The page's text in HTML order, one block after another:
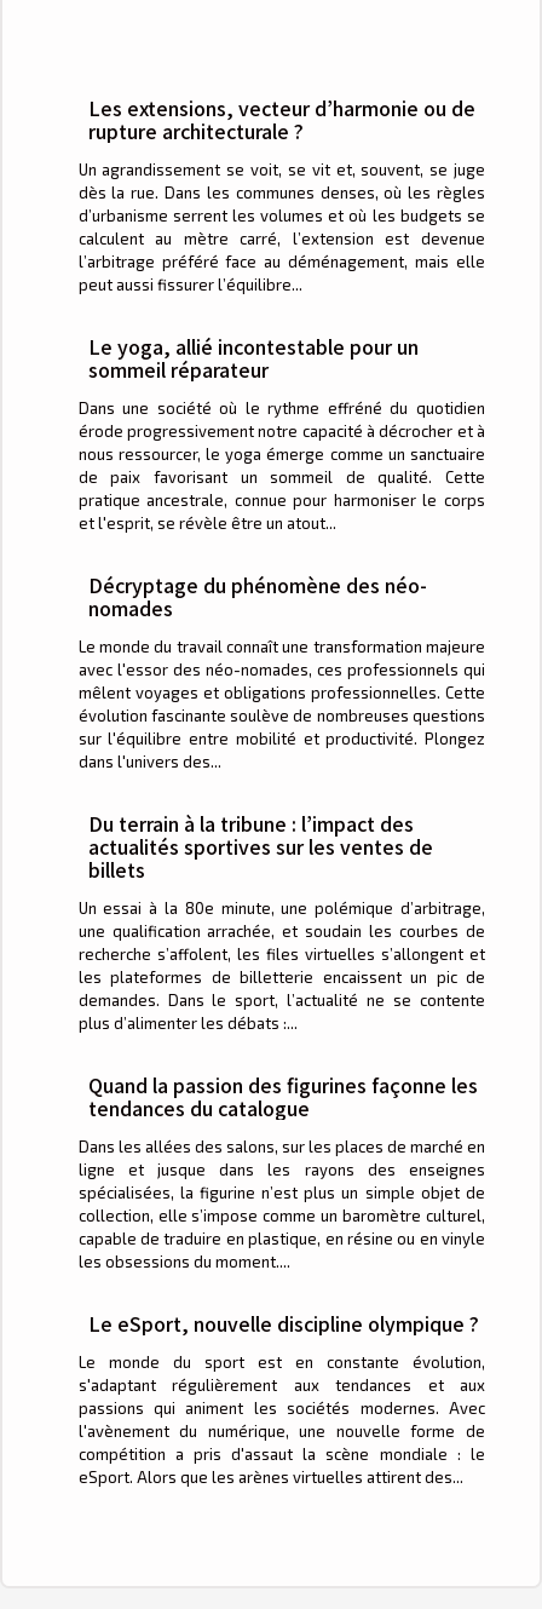
Les extensions, vecteur d’harmonie ou de
rupture architecturale ?
Un agrandissement se voit, se vit et, souvent, se juge
dès la rue. Dans les communes denses, où les règles
d’urbanisme serrent les volumes et où les budgets se
calculent au mètre carré, l’extension est devenue
l’arbitrage préféré face au déménagement, mais elle
peut aussi fissurer l’équilibre...
Le yoga, allié incontestable pour un
sommeil réparateur
Dans une société où le rythme effréné du quotidien
érode progressivement notre capacité à décrocher et à
nous ressourcer, le yoga émerge comme un sanctuaire
de paix favorisant un sommeil de qualité. Cette
pratique ancestrale, connue pour harmoniser le corps
et l'esprit, se révèle être un atout...
Décryptage du phénomène des néo-
nomades
Le monde du travail connaît une transformation majeure
avec l'essor des néo-nomades, ces professionnels qui
mêlent voyages et obligations professionnelles. Cette
évolution fascinante soulève de nombreuses questions
sur l'équilibre entre mobilité et productivité. Plongez
dans l'univers des...
Du terrain à la tribune : l’impact des
actualités sportives sur les ventes de
billets
Un essai à la 80e minute, une polémique d’arbitrage,
une qualification arrachée, et soudain les courbes de
recherche s’affolent, les files virtuelles s’allongent et
les plateformes de billetterie encaissent un pic de
demandes. Dans le sport, l’actualité ne se contente
plus d’alimenter les débats :...
Quand la passion des figurines façonne les
tendances du catalogue
Dans les allées des salons, sur les places de marché en
ligne et jusque dans les rayons des enseignes
spécialisées, la figurine n’est plus un simple objet de
collection, elle s’impose comme un baromètre culturel,
capable de traduire en plastique, en résine ou en vinyle
les obsessions du moment....
Le eSport, nouvelle discipline olympique ?
Le monde du sport est en constante évolution,
s'adaptant régulièrement aux tendances et aux
passions qui animent les sociétés modernes. Avec
l'avènement du numérique, une nouvelle forme de
compétition a pris d'assaut la scène mondiale : le
eSport. Alors que les arènes virtuelles attirent des...